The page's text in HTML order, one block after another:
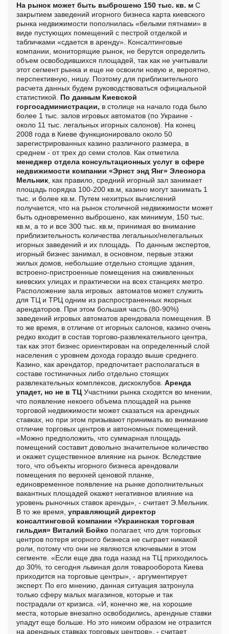
На рынок может быть выброшено 150 тыс. кв. м С
закрытием заведений игорного бизнеса карта киевского
рынка недвижимости пополнилась «белыми пятнами» в
виде пустующих помещений с пестрой отделкой и
табличками «сдается в аренду». Консалтинговые
компании, мониторящие рынок, не берутся определить
объем освободившихся площадей, так как не учитывали
этот сегмент рынка и еще не освоили новую и, вероятно,
перспективную, нишу. Поэтому для приблизительного
расчета данных будем руководствоваться официальной
статистикой. По данным Киевской
горгосадминистрации, в столице на начало года было
более 1 тыс. залов игровых автоматов (по Украине -
около 11 тыс. легальных игорных салонов). На конец
2008 года в Киеве функционировало около 50
зарегистрированных казино различного размера, в
среднем - от трех до семи столов. Как отметила
менеджер отдела консультационных услуг в сфере
недвижимости компании «Эрнст энд Янг» Элеонора
Мельник , как правило, средний игорный зал занимает
площадь порядка 100-200 кв.м, казино могут занимать 1
тыс. и более кв.м. Путем нехитрых вычислений
получается, что на рынок столичной недвижимости может
быть одновременно выброшено, как минимум, 150 тыс.
кв.м, а то и все 300 тыс. кв.м, принимая во внимание
приблизительность количества легальных/нелегальных
игорных заведений и их площадь. По данным экспертов,
игорный бизнес занимал, в основном, первые этажи
жилых домов, небольшие отдельно стоящие здания,
встроено-пристроенные помещения на оживленных
киевских улицах и практически на всех станциях метро.
Расположение зала игровых автоматов может служить
для ТЦ и ТРЦ одним из распространенных якорных
арендаторов. При этом большая часть (80-90%)
заведений игровых автоматов арендовала помещения. В
то же время, в отличие от игорных салонов, казино очень
редко входит в состав торгово-развлекательного центра,
так как этот бизнес ориентирован на определенный слой
населения с уровнем дохода гораздо выше среднего.
Казино, как арендатор, предпочитает располагаться в
составе гостиничных либо отдельно стоящих
развлекательных комплексов, дискоклубов. Аренда
упадет, но не в ТЦ Участники рынка сходятся во мнении,
что появление некоего объема площадей на рынке
торговой недвижимости может сказаться на арендных
ставках, но при этом призывают принимать во внимание
отличие торговых центров и автономных помещений.
«Можно предположить, что суммарная площадь
помещений составит довольно значительное количество
и окажет существенное влияние на рынок. Вследствие
того, что объекты игорного бизнеса арендовали
помещения по верхней ценовой планке,
единовременное появление на рынке дополнительных
вакантных площадей окажет негативное влияние на
уровень рыночных ставок аренды», - считает Э.Мельник.
В то же время, управляющий директор
консалтинговой компании «Украинская торговая
гильдия» Виталий Бойко полагает, что для торговых
центров потеря игорного бизнеса не сыграет никакой
роли, потому что они не являются ключевыми в этом
сегменте. «Если еще два года назад на ТЦ приходилось
до 30%, то сегодня львиная доля товарооборота Киева
приходится на торговые центры», - аргументирует
эксперт. По его мнению, данная ситуация затронула
только сферу малых магазинов, которые и так
пострадали от кризиса. «И, конечно же, на хорошие
места, которые внезапно освободились, арендные ставки
упадут еще больше. Но это никоим образом не отразится
на арендных ставках торговых центров», - считает